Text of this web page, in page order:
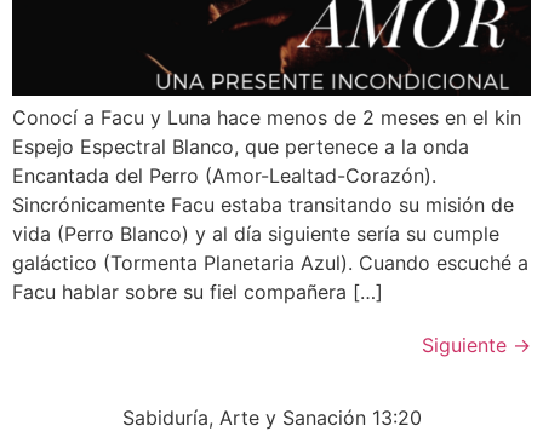
Conocí a Facu y Luna hace menos de 2 meses en el kin
Espejo Espectral Blanco, que pertenece a la onda
Encantada del Perro (Amor-Lealtad-Corazón).
Sincrónicamente Facu estaba transitando su misión de
vida (Perro Blanco) y al día siguiente sería su cumple
galáctico (Tormenta Planetaria Azul). Cuando escuché a
Facu hablar sobre su fiel compañera […]
Siguiente →
Sabiduría, Arte y Sanación 13:20